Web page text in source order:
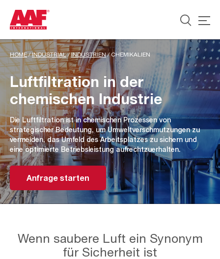
HOME/INDUSTRIAL/INDUSTRIEN/CHEMIKALIEN
Luftfiltration in der
chemischen Industrie
Die Luftfiltration ist in chemischen Prozessen von
strategischer Bedeutung, um Umweltverschmutzungen zu
vermeiden, das Umfeld des Arbeitsplatzes zu sichern und
eine optimierte Betriebsleistung aufrechtzuerhalten.
Anfrage starten
Wenn saubere Luft ein Synonym
für Sicherheit ist